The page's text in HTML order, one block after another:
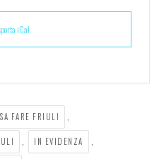
iCal
FARE FRIULI
IN EVIDENZA